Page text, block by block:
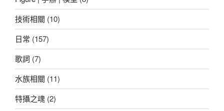
技術相關 (10)
日常 (157)
歌詞 (7)
水族相關 (11)
特攝之魂 (2)